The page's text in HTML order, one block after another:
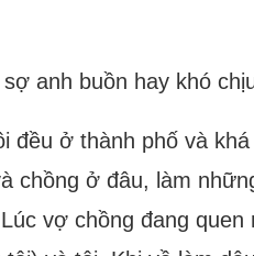
anh buồn hay khó
đều ở thành phố và
chồng ở đâu, làm
vợ chồng đang quen